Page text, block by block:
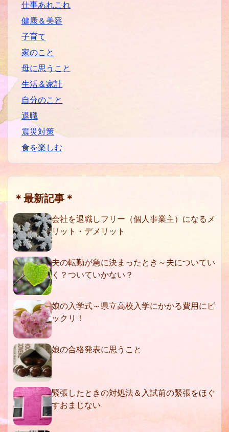
仕事あれこれ
健康＆美容
子育て
家のこと
母に思うこと
生活＆家計
自分のこと
退職
震災対策
食を楽しむ
＊最新記事＊
会社を退職しフリー（個人事業主）になるメ
リット・デメリット
夫の転勤が急に決まったとき～夫についてい
く？ついていかない？
娘の入学式～県立高校入学にかかる費用にビ
ックリ！
娘の合格発表に思うこと
緊張したときの対処法＆入試前の緊張をほぐ
すおまじない